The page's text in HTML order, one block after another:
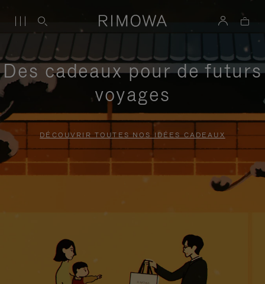
Des cadeaux pour de futurs
voyages
DÉCOUVRIR TOUTES NOS IDÉES CADEAUX